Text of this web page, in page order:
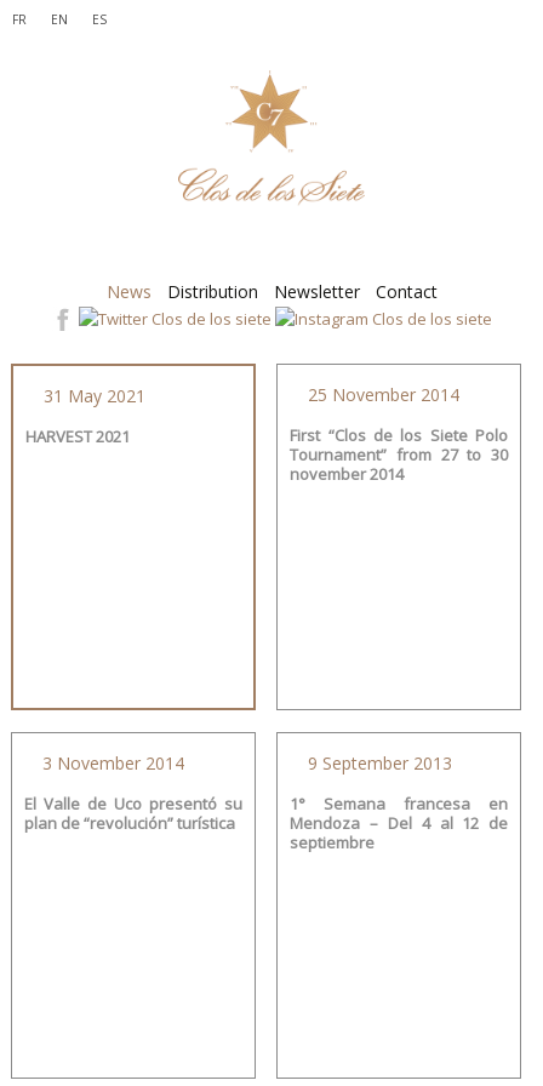
FR EN ES
News Distribution Newsletter Contact
31 May 2021
HARVEST 2021
25 November 2014
First “Clos de los Siete Polo
Tournament” from 27 to 30
november 2014
3 November 2014
El Valle de Uco presentó su
plan de “revolución” turística
9 September 2013
1° Semana francesa en
Mendoza – Del 4 al 12 de
septiembre